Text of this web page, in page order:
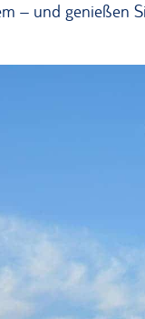
– und genießen
auf Sizilien